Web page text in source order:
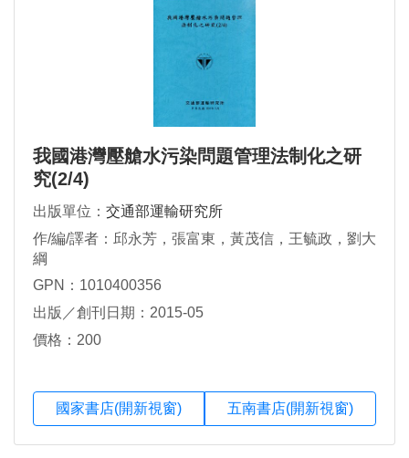
我國港灣壓艙水污染問題管理法制化之研
究(2/4)
出版單位： 交通部運輸研究所
作/編/譯者：邱永芳，張富東，黃茂信，王毓政，劉大
綱
GPN：1010400356
出版／創刊日期：2015-05
價格：200
國家書店(開新視窗) 五南書店(開新視窗)